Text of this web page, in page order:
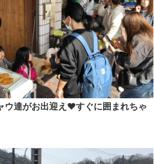
ウ達がお出迎え♥すぐに囲まれちゃ